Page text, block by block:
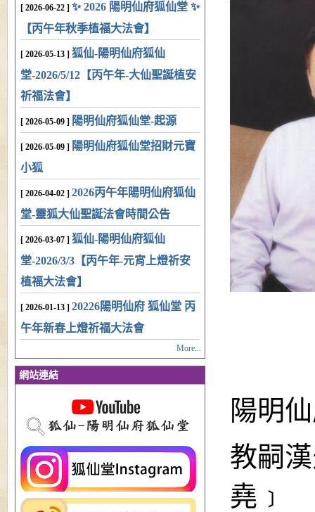
[ 2026-06-22 ] ✨ 2026 陽明仙府狐仙堂 ✨
【丙午年秋季植福大法會】
[ 2026-05-13 ] 狐仙-陽明仙府狐仙
堂-2026/5/12【丙午年-大仙聖誕植安
祈福法會】
[ 2026-05-09 ] 陽明仙府狐仙堂-起源
[ 2026-05-09 ] 陽明仙府狐仙堂招財元寶
小狐
[ 2026-04-02 ] 2026丙午年陽明仙府狐仙
堂-靈狐大仙聖誕法會時間公告
[ 2026-03-07 ] 狐仙-陽明仙府狐仙
堂-2026/3/3【丙午年-元宵上燈祈安
植福大法會】
[ 2026-01-13 ] 20226陽明仙府 狐仙堂 丙
午年新春上燈祈福大法會
More...
網站連結
陽明
教嗣
堯﹞